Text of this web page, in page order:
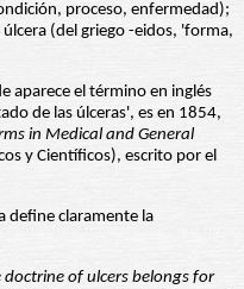
proceso, enfermedad);
(del griego -eidos, 'forma,
aparece el término en inglés
de las úlceras', es en 1854,
in Medical and General
y Científicos), escrito por el
define claramente la
of ulcers belongs for